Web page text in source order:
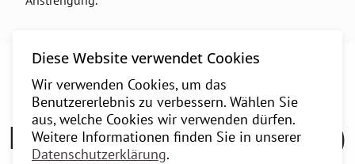
Diese Website verwendet Cookies
Wir verwenden Cookies, um das
Benutzererlebnis zu verbessern. Wählen Sie
aus, welche Cookies wir verwenden dürfen.
Weitere Informationen finden Sie in unserer
Datenschutzerklärung.
Nutzerbewertungen (0)